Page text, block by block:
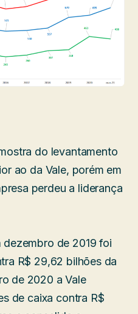
do levantamento
ao da Vale, porém em
perdeu a liderança
dezembro de 2019 foi
R$ 29,62 bilhões da
de 2020 a Vale
de caixa contra R$